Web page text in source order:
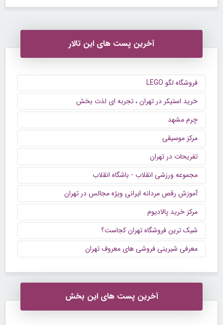
آخرین پست های این تالار
فروشگاه لگو LEGO
خرید استیکر در تهران ، تجربه ای لذت بخش
چرم مشهد
مرکز موسیقی
تفریحات در تهران
مجموعه ورزشی انقلاب - باشگاه انقلاب
آموزش رقص مردانه ایرانی ویژه مجالس در تهران
مرکز خرید پالادیوم
شیک ترین فروشگاه تهران کجاست؟
معرفی شیرینی فروشی های معروف تهران
آخرین پست های این بخش